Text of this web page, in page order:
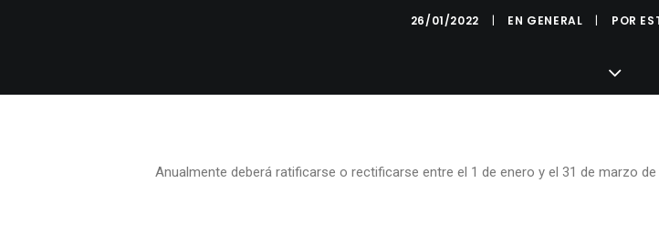
26/01/2022 | EN GENERAL | POR
Anualmente deberá ratificarse o rectificarse entre el 1 de enero y el 31 de marzo